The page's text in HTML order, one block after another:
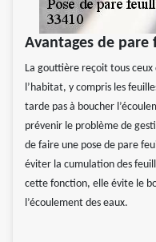
Avantages de
La gouttière reçoit tous
l’habitat, y compris les
tarde pas à boucher
prévenir le problème de
de faire une pose de pare
éviter la cumulation des
cette fonction, elle évite le
l’écoulement des eaux.